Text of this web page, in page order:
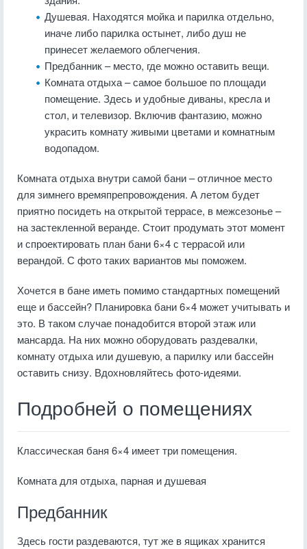
Душевая. Находятся мойка и парилка отдельно,
иначе либо парилка остынет, либо душ не
принесет желаемого облегчения.
Предбанник – место, где можно оставить вещи.
Комната отдыха – самое большое по площади
помещение. Здесь и удобные диваны, кресла и
стол, и телевизор. Включив фантазию, можно
украсить комнату живыми цветами и комнатным
водопадом.
Комната отдыха внутри самой бани – отличное место
для зимнего времяпрепровождения. А летом будет
приятно посидеть на открытой террасе, в межсезонье –
на застекленной веранде. Стоит продумать этот момент
и спроектировать план бани 6×4 с террасой или
верандой. С фото таких вариантов мы поможем.
Хочется в бане иметь помимо стандартных помещений
еще и бассейн? Планировка бани 6×4 может учитывать и
это. В таком случае понадобится второй этаж или
мансарда. На них можно оборудовать раздевалки,
комнату отдыха или душевую, а парилку или бассейн
оставить снизу. Вдохновляйтесь фото-идеями.
Подробней о помещениях
Классическая баня 6×4 имеет три помещения.
Комната для отдыха, парная и душевая
Предбанник
Здесь гости раздеваются, тут же в ящиках хранится